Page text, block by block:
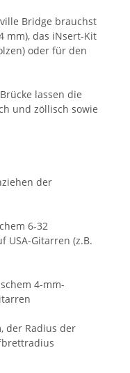
Bridge brauchst
mm), das iNsert-Kit
oder für den
lassen die
und zöllisch sowie
der
6-32
USA-Gitarren (z.B.
4-mm-
der Radius der